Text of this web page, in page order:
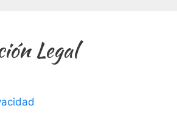
Legal